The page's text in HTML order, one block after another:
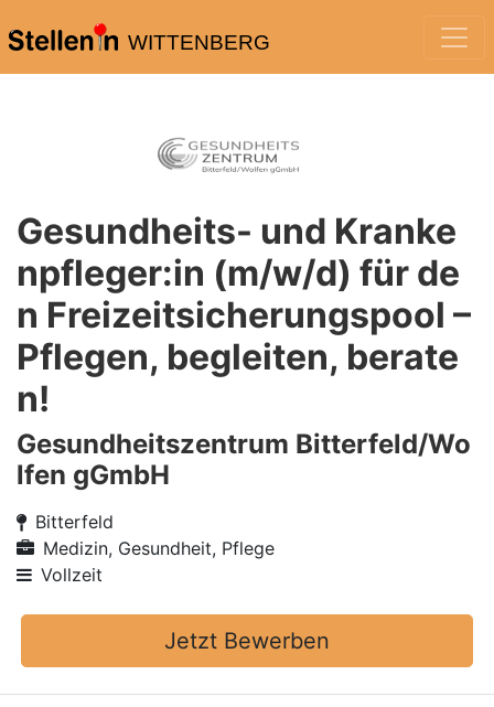
WITTENBERG
Gesundheits- und Kranke
npfleger:in (m/w/d) für de
n Freizeitsicherungspool –
Pflegen, begleiten, berate
n!
Gesundheitszentrum Bitterfeld/Wo
lfen gGmbH
Bitterfeld
Medizin, Gesundheit, Pflege
Vollzeit
Jetzt Bewerben